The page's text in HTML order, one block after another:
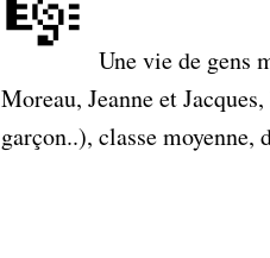
Une vie de gens
Moreau, Jeanne et
garçon..), classe moyenne,